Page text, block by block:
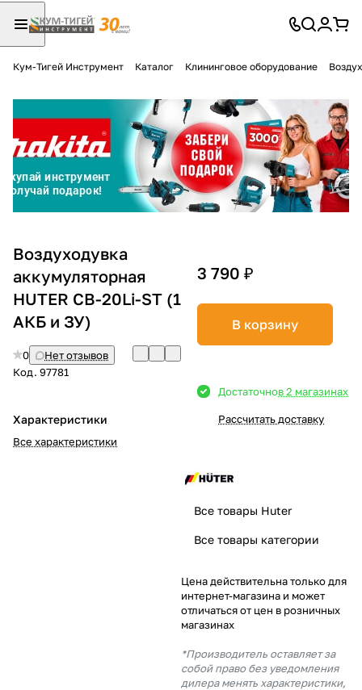
Кум-Тигей Инструмент Каталог Клининговое оборудование
Воздуходувка
аккумуляторная
HUTER CB-20Li-ST (1
АКБ и ЗУ)
0
Нет отзывов
Код. 97781
Характеристики
Все характеристики
3 790 ₽
В корзину
Достаточнов 2 магазинах
Рассчитать доставку
Все товары Huter
Все товары категории
Цена действительна только для
интернет-магазина и может
отличаться от цен в розничных
магазинах
*Производитель оставляет за
собой право без уведомления
дилера менять характеристики,
Разбейте
оплатуна части
без переплат
График платежей
Сегодня
25%
% картой любого банка
% будут
с вашей карты